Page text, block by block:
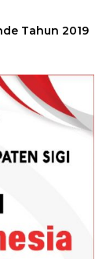
Tahun 2019